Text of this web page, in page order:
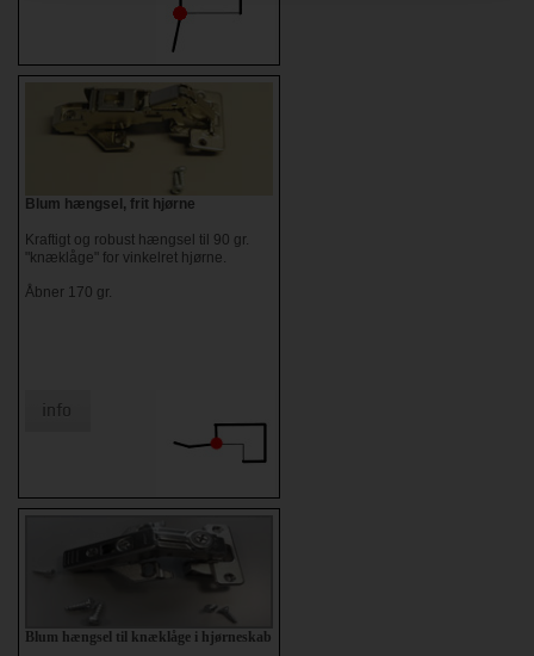
Blum hængsel, frit hjørne
Kraftigt og robust hængsel til 90 gr.
"knæklåge" for vinkelret hjørne.
Åbner 170 gr.
Blum hængsel til knæklåge i hjørneskab